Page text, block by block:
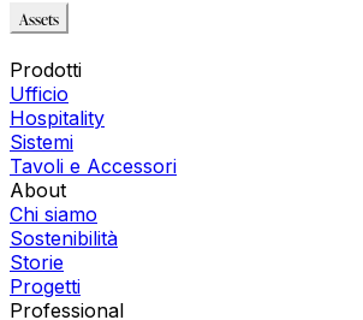
Assets
Prodotti
Ufficio
Hospitality
Sistemi
Tavoli e Accessori
About
Chi siamo
Sostenibilità
Storie
Progetti
Professional